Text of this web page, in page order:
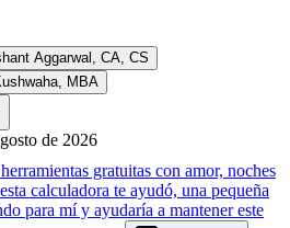
Aggarwal , CA, CS
, MBA
de 2026
gratuitas con amor, noches
calculadora te ayudó, una pequeña
para mí y ayudaría a mantener este